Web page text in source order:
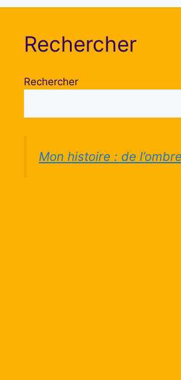
Rechercher
Rechercher
Mon histoire : de